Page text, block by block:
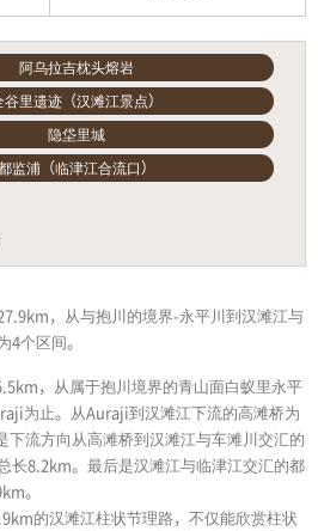
阿乌拉吉枕头熔岩
谷里遗迹（汉滩江景点）
隐垈里城
监浦（临津江合流口）
，从与抱川的境界-永平川到汉滩江与
个区间。
，从属于抱川境界的青山面白蚁里永平
为止。从Auraji到汉滩江下流的高滩桥为
下流方向从高滩桥到汉滩江与车滩川交汇的
长8.2km。最后是汉滩江与临津江交汇的都
。
的汉滩江柱状节理路，不仅能欣赏柱状